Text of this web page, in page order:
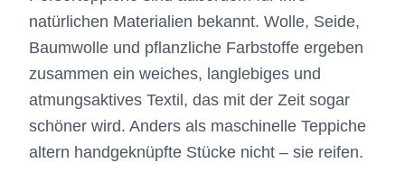
natürlichen Materialien bekannt. Wolle, Seide,
Baumwolle und pflanzliche Farbstoffe ergeben
zusammen ein weiches, langlebiges und
atmungsaktives Textil, das mit der Zeit sogar
schöner wird. Anders als maschinelle Teppiche
altern handgeknüpfte Stücke nicht – sie reifen.